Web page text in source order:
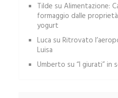
Tilde su Alimentazione:
formaggio dalle
yogurt
Luca su Ritrovato
Luisa
Umberto su “I giurati” in